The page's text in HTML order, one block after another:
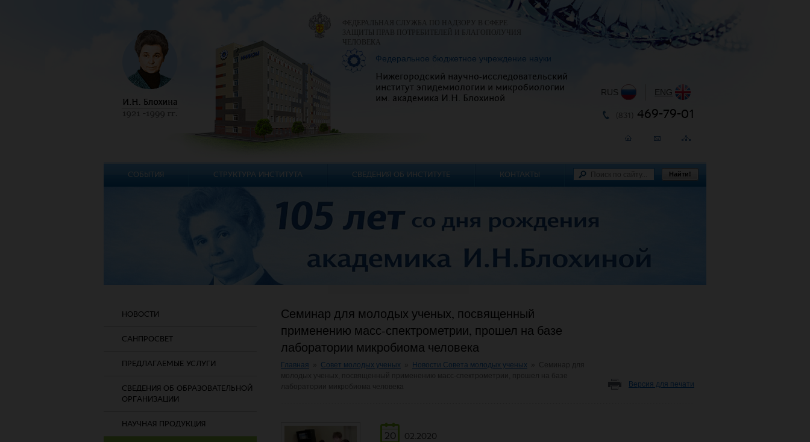
НОВОСТИ
САНПРОСВЕТ
ПРЕДЛАГАЕМЫЕ УСЛУГИ
СВЕДЕНИЯ ОБ ОБРАЗОВАТЕЛЬНОЙ
ОРГАНИЗАЦИИ
НАУЧНАЯ ПРОДУКЦИЯ
Семинар для молодых ученых, посвященный
применению масс-спектрометрии, прошел на базе
лаборатории микробиома человека
Главная Совет молодых ученых Новости Совета молодых ученых
Версия для печати
20
02.2020
ФЕДЕРАЛЬНАЯ СЛУЖБА ПО НАДЗОРУ В СФЕРЕ
ЗАЩИТЫ ПРАВ ПОТРЕБИТЕЛЕЙ И БЛАГОПОЛУЧИЯ
ЧЕЛОВЕКА
Федеральное бюджетное учреждение науки
Нижегородский научно-исследовательский
институт эпидемиологии и микробиологии
им. академика И.Н. Блохиной
RUS ENG
469-79-01
СОБЫТИЯ СТРУКТУРА ИНСТИТУТА СВЕДЕНИЯ ОБ ИНСТИТУТЕ КОНТАКТЫ Найти!